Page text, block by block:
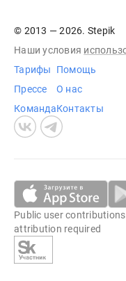
© 2013 — 2026. Stepik
Наши условия
Тарифы
Прессе
Команда
Помощь
О нас
Контакты
Public user
attribution required